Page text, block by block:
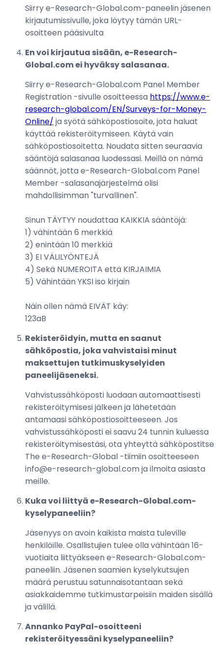
Siirry e-Research-Global.com-paneelin jäsenen
kirjautumissivulle, joka löytyy tämän URL-
osoitteen pääsivulta
En voi kirjautua sisään, e-Research-
Global.com ei hyväksy salasanaa.
Siirry e-Research-Global.com Panel Member
Registration -sivulle osoitteessa https://www.e-
research-global.com/EN/Surveys-for-Money-
Online/ ja syötä sähköpostiosoite, jota haluat
käyttää rekisteröitymiseen. Käytä vain
sähköpostiosoitetta. Noudata sitten seuraavia
sääntöjä salasanaa luodessasi. Meillä on nämä
säännöt, jotta e-Research-Global.com Panel
Member -salasanajärjestelmä olisi
mahdollisimman "turvallinen".
Sinun TÄYTYY noudattaa KAIKKIA sääntöjä:
1) vähintään 6 merkkiä
2) enintään 10 merkkiä
3) EI VÄLILYÖNTEJÄ
4) Sekä NUMEROITA että KIRJAIMIA
5) Vähintään YKSI iso kirjain
Näin ollen nämä EIVÄT käy:
123aB
Rekisteröidyin, mutta en saanut
sähköpostia, joka vahvistaisi minut
maksettujen tutkimuskyselyiden
paneelijäseneksi.
Vahvistussähköposti luodaan automaattisesti
rekisteröitymisesi jälkeen ja lähetetään
antamaasi sähköpostiosoitteeseen. Jos
vahvistussähköposti ei saavu 24 tunnin kuluessa
rekisteröitymisestäsi, ota yhteyttä sähköpostitse
The e-Research-Global -tiimiin osoitteeseen
info@e-research-global.com ja ilmoita asiasta
meille.
Kuka voi liittyä e-Research-Global.com-
kyselypaneeliin?
Jäsenyys on avoin kaikista maista tuleville
henkilöille. Osallistujien tulee olla vähintään 16-
vuotiaita liittyäkseen e-Research-Global.com-
paneeliin. Jäsenen saamien kyselykutsujen
määrä perustuu satunnaisotantaan sekä
asiakkaidemme tutkimustarpeisiin maiden sisällä
ja välillä.
Annanko PayPal-osoitteeni
rekisteröityessäni kyselypaneeliin?